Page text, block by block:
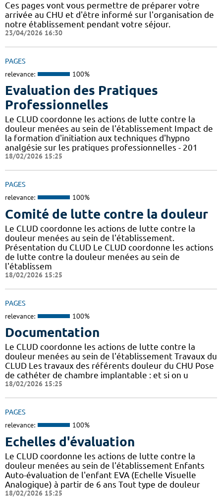
Ces pages vont vous permettre de préparer votre
arrivée au CHU et d'être informé sur l'organisation de
notre établissement pendant votre séjour.
23/04/2026 16:30
PAGES
relevance: 100%
Evaluation des Pratiques
Professionnelles
Le CLUD coordonne les actions de lutte contre la
douleur menées au sein de l'établissement Impact de
la formation d'initiation aux techniques d'hypno
analgésie sur les pratiques professionnelles - 201
18/02/2026 15:25
PAGES
relevance: 100%
Comité de lutte contre la douleur
Le CLUD coordonne les actions de lutte contre la
douleur menées au sein de l'établissement.
Présentation du CLUD Le CLUD coordonne les actions
de lutte contre la douleur menées au sein de
l'établissem
18/02/2026 15:25
PAGES
relevance: 100%
Documentation
Le CLUD coordonne les actions de lutte contre la
douleur menées au sein de l'établissement Travaux du
CLUD Les travaux des référents douleur du CHU Pose
de cathéter de chambre implantable : et si on u
18/02/2026 15:25
PAGES
relevance: 100%
Echelles d'évaluation
Le CLUD coordonne les actions de lutte contre la
douleur menées au sein de l'établissement Enfants
Auto-évaluation de l'enfant EVA (Echelle Visuelle
Analogique) à partir de 6 ans Tout type de douleur
18/02/2026 15:25